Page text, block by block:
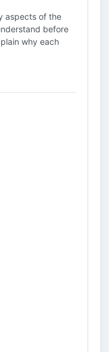
aspects of the
before
why each